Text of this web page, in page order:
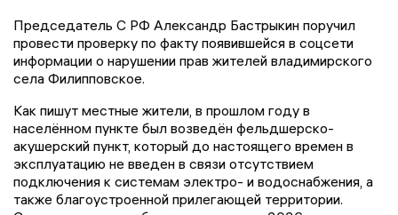
Председатель С РФ Александр Бастрыкин поручил
провести проверку по факту появившейся в соцсети
информации о нарушении прав жителей владимирского
села Филипповское.
Как пишут местные жители, в прошлом году в
населённом пункте был возведён фельдшерско-
акушерский пункт, который до настоящего времен в
эксплуатацию не введен в связи отсутствием
подключения к системам электро- и водоснабжения, а
также благоустроенной прилегающей территории.